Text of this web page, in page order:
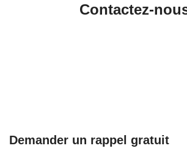
Contactez-
Demander un rappel gratuit